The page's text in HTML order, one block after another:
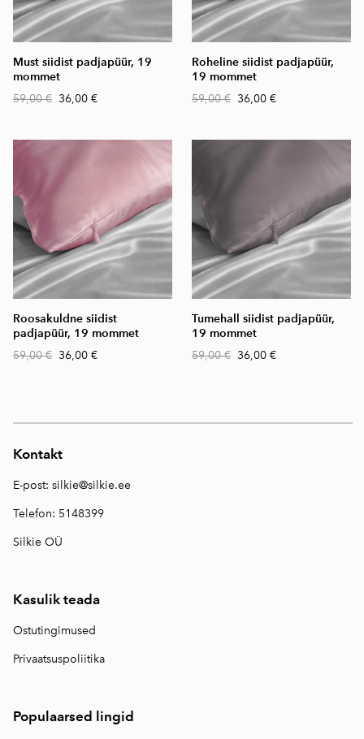
Must siidist padjapüür, 19
mommet
59,00 € 36,00 €
Roheline siidist padjapüür,
19 mommet
59,00 € 36,00 €
Roosakuldne siidist
padjapüür, 19 mommet
59,00 € 36,00 €
Tumehall siidist padjapüür,
19 mommet
59,00 € 36,00 €
Kontakt
E-post: silkie@silkie.ee
Telefon: 5148399
Silkie OÜ
Kasulik teada
Ostutingimused
Privaatsuspoliitika
Populaarsed lingid